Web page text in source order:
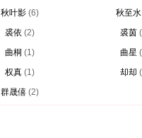
秋叶影 (6)
秋至水
裘依 (2) 裘茵
曲桐 (1) 曲星
权真 (1) 却却
群晟僖 (2)